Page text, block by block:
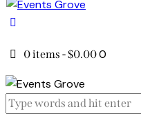
0 items -$0.000